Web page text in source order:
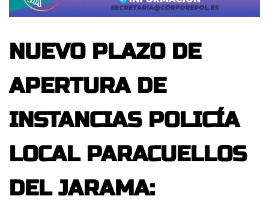
NUEVO PLAZO DE
APERTURA DE
INSTANCIAS POLICÍA
LOCAL PARACUELLOS
DEL JARAMA: